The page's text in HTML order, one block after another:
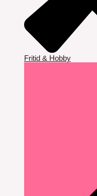
Fritid & Hobby